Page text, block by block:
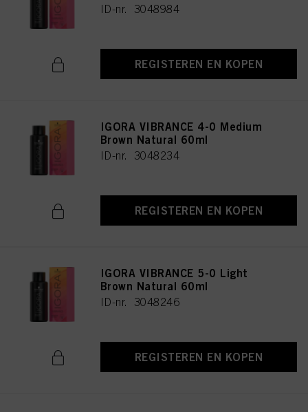
ID-nr. 3048984
REGISTEREN EN KOPEN
IGORA VIBRANCE 4-0 Medium
Brown Natural 60ml
ID-nr. 3048234
REGISTEREN EN KOPEN
IGORA VIBRANCE 5-0 Light
Brown Natural 60ml
ID-nr. 3048246
REGISTEREN EN KOPEN